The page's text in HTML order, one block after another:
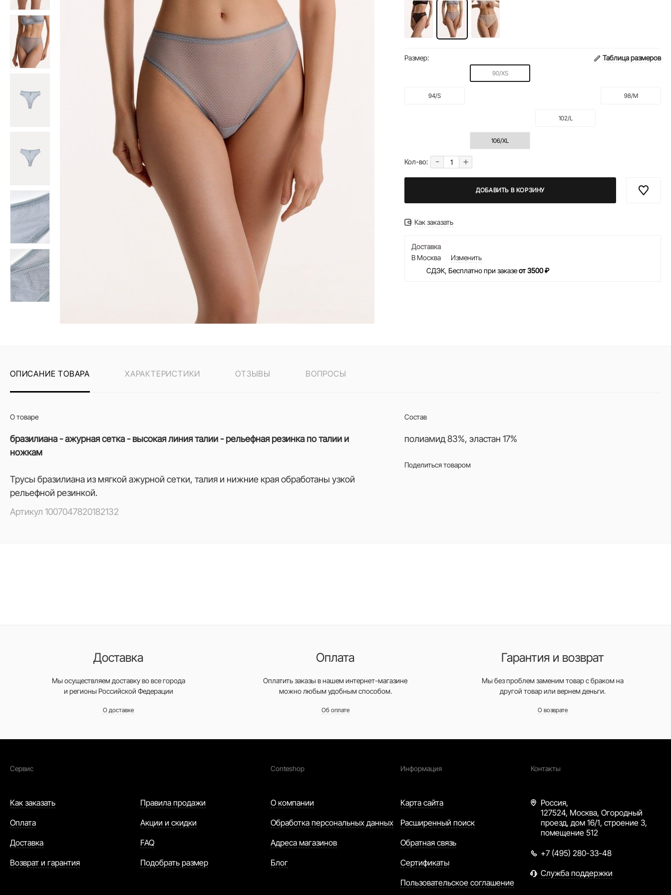
Размер: Таблица размеров
90/XS
94/S 98/M
102/L
106/XL
Кол-во: - +
ДОБАВИТЬ В КОРЗИНУ
Как заказать
Доставка
В Москва
Изменить
СДЭК, Бесплатно при заказеот 3500 ₽
ОПИСАНИЕ ТОВАРА ХАРАКТЕРИСТИКИ ОТЗЫВЫ ВОПРОСЫ
О товаре
бразилиана - ажурная сетка - высокая линия талии - рельефная резинка по талии и
ножкам
Трусы бразилиана из мягкой ажурной сетки, талия и нижние края обработаны узкой
рельефной резинкой.
Артикул 1007047820182132
Состав
полиамид 83%, эластан 17%
Поделиться товаром
Доставка
Мы осуществляем доставку во все города
и регионы Российской Федерации
О доставке
Оплата
Оплатить заказы в нашем интернет-магазине
можно любым удобным способом.
Об оплате
Гарантия и возврат
Мы без проблем заменим товар с браком на
другой товар или вернем деньги.
О возврате
Сервис
Как заказать
Оплата
Доставка
Возврат и гарантия
Правила продажи
Акции и скидки
FAQ
Подобрать размер
Conteshop
О компании
Обработка персональных данных
Адреса магазинов
Блог
Информация
Карта сайта
Расширенный поиск
Обратная связь
Сертификаты
Пользовательское соглашение
Контакты
Россия,
127524, Москва, Огородный
проезд, дом 16/1, строение 3,
помещение 512
+7 (495) 280-33-48
Служба поддержки